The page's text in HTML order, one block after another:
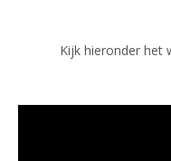
Kijk hieronder het